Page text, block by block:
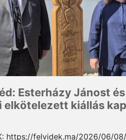
Esterházy Jánost
elkötelezett kiállás
https://felvidek.ma/2026/06/